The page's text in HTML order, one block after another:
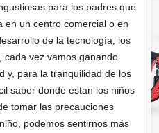
para los padres que
en un centro comercial o en
de la tecnología, los
cada vez vamos ganando
y, para la tranquilidad de los
saber donde estan los niños
tomar las precauciones
podemos sentirnos más